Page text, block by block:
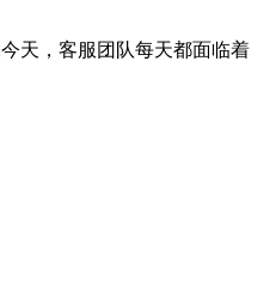
天，客服团队每天都面临着